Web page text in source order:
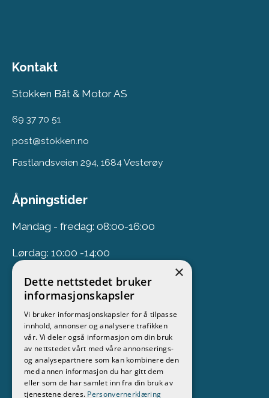
Kontakt
Stokken Båt & Motor AS
69 37 70 51
post@stokken.no
Fastlandsveien 294, 1684 Vesterøy
Åpningstider
Mandag - fredag: 08:00-16:00
Lørdag: 10:00 -14:00
Nyhetsbrev
Meld deg på vårt nyhetsbrev
Følg oss
×
Dette nettstedet bruker
informasjonskapsler
Vi bruker informasjonskapsler for å tilpasse
innhold, annonser og analysere trafikken
vår. Vi deler også informasjon om din bruk
av nettstedet vårt med våre annonserings-
og analysepartnere som kan kombinere den
med annen informasjon du har gitt dem
eller som de har samlet inn fra din bruk av
tjenestene deres. Personvernerklæring